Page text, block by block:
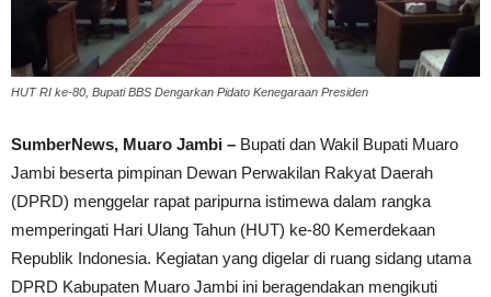
HUT RI ke-80, Bupati BBS Dengarkan Pidato Kenegaraan Presiden
SumberNews, Muaro Jambi – Bupati dan Wakil Bupati Muaro
Jambi beserta pimpinan Dewan Perwakilan Rakyat Daerah
(DPRD) menggelar rapat paripurna istimewa dalam rangka
memperingati Hari Ulang Tahun (HUT) ke-80 Kemerdekaan
Republik Indonesia. Kegiatan yang digelar di ruang sidang utama
DPRD Kabupaten Muaro Jambi ini beragendakan mengikuti